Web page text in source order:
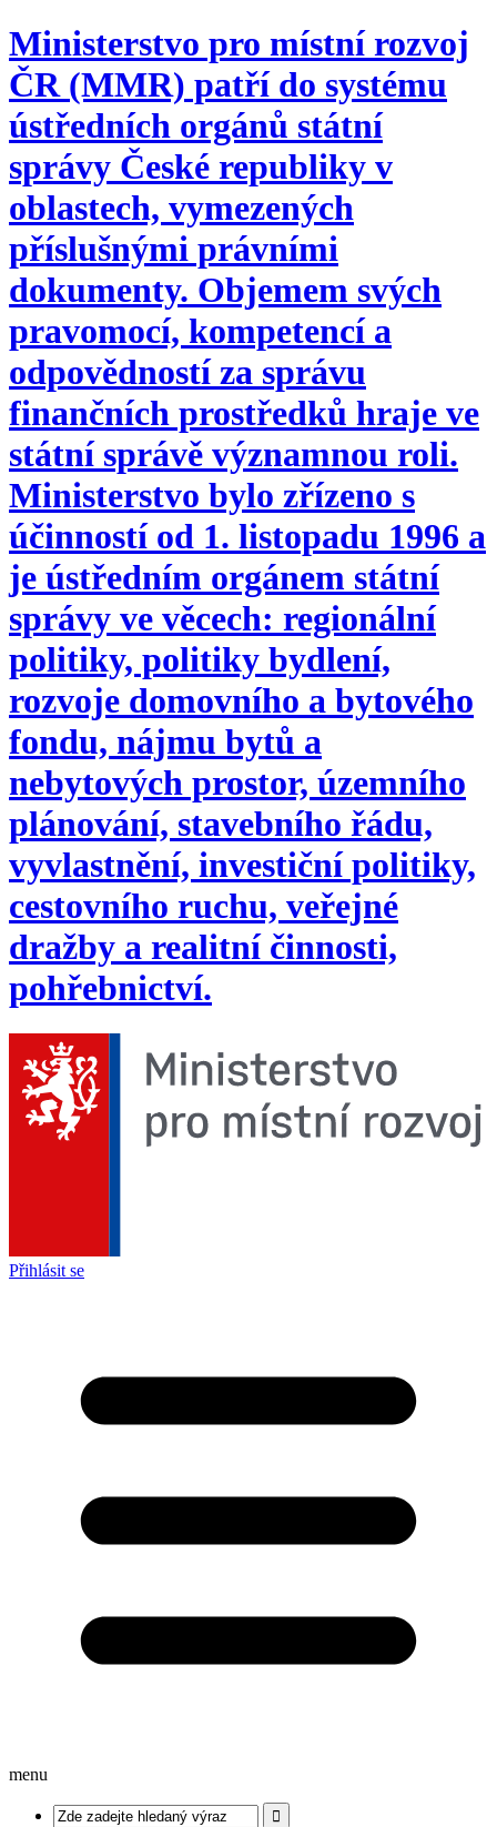
Ministerstvo pro místní rozvoj
ČR (MMR) patří do systému
ústředních orgánů státní
správy České republiky v
oblastech, vymezených
příslušnými právními
dokumenty. Objemem svých
pravomocí, kompetencí a
odpovědností za správu
finančních prostředků hraje ve
státní správě významnou roli.
Ministerstvo bylo zřízeno s
účinností od 1. listopadu 1996 a
je ústředním orgánem státní
správy ve věcech: regionální
politiky, politiky bydlení,
rozvoje domovního a bytového
fondu, nájmu bytů a
nebytových prostor, územního
plánování, stavebního řádu,
vyvlastnění, investiční politiky,
cestovního ruchu, veřejné
dražby a realitní činnosti,
pohřebnictví.
Přihlásit se
menu